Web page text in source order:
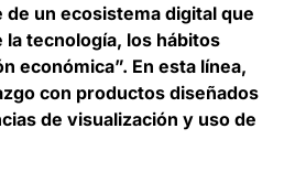
de un ecosistema digital que
tecnología, los hábitos
económica”. En esta línea,
con productos diseñados
de visualización y uso de